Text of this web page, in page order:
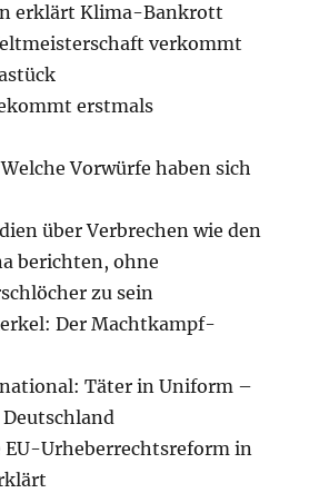
erklärt Klima-Bankrott
verkommt
erstmals
Vorwürfe haben sich
über Verbrechen wie den
berichten, ohne
zu sein
Der Machtkampf-
Täter in Uniform –
EU-Urheberrechtsreform in